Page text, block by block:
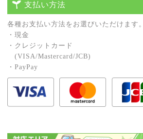
支払い方法
各種お⽀払い⽅法をお選びいただけます。
・現⾦
・クレジットカード
(VISA/Mastercard/JCB)
・PayPay